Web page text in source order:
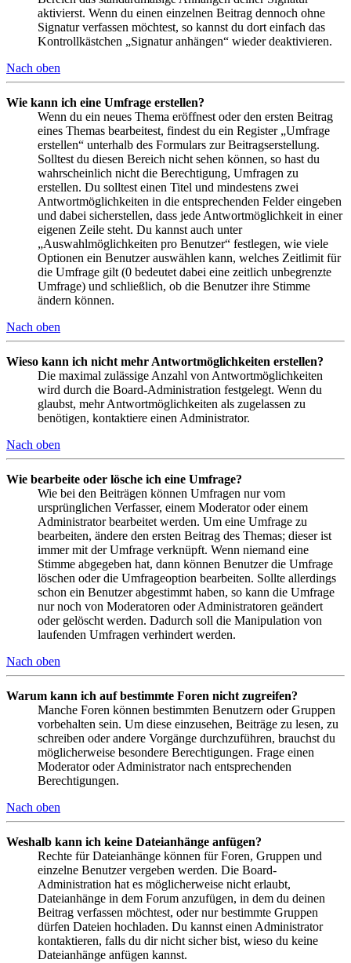
aktivierst. Wenn du einen einzelnen Beitrag dennoch ohne
Signatur verfassen möchtest, so kannst du dort einfach das
Kontrollkästchen „Signatur anhängen“ wieder deaktivieren.
Nach oben
Wie kann ich eine Umfrage erstellen?
Wenn du ein neues Thema eröffnest oder den ersten Beitrag
eines Themas bearbeitest, findest du ein Register „Umfrage
erstellen“ unterhalb des Formulars zur Beitragserstellung.
Solltest du diesen Bereich nicht sehen können, so hast du
wahrscheinlich nicht die Berechtigung, Umfragen zu
erstellen. Du solltest einen Titel und mindestens zwei
Antwortmöglichkeiten in die entsprechenden Felder eingeben
und dabei sicherstellen, dass jede Antwortmöglichkeit in einer
eigenen Zeile steht. Du kannst auch unter
„Auswahlmöglichkeiten pro Benutzer“ festlegen, wie viele
Optionen ein Benutzer auswählen kann, welches Zeitlimit für
die Umfrage gilt (0 bedeutet dabei eine zeitlich unbegrenzte
Umfrage) und schließlich, ob die Benutzer ihre Stimme
ändern können.
Nach oben
Wieso kann ich nicht mehr Antwortmöglichkeiten erstellen?
Die maximal zulässige Anzahl von Antwortmöglichkeiten
wird durch die Board-Administration festgelegt. Wenn du
glaubst, mehr Antwortmöglichkeiten als zugelassen zu
benötigen, kontaktiere einen Administrator.
Nach oben
Wie bearbeite oder lösche ich eine Umfrage?
Wie bei den Beiträgen können Umfragen nur vom
ursprünglichen Verfasser, einem Moderator oder einem
Administrator bearbeitet werden. Um eine Umfrage zu
bearbeiten, ändere den ersten Beitrag des Themas; dieser ist
immer mit der Umfrage verknüpft. Wenn niemand eine
Stimme abgegeben hat, dann können Benutzer die Umfrage
löschen oder die Umfrageoption bearbeiten. Sollte allerdings
schon ein Benutzer abgestimmt haben, so kann die Umfrage
nur noch von Moderatoren oder Administratoren geändert
oder gelöscht werden. Dadurch soll die Manipulation von
laufenden Umfragen verhindert werden.
Nach oben
Warum kann ich auf bestimmte Foren nicht zugreifen?
Manche Foren können bestimmten Benutzern oder Gruppen
vorbehalten sein. Um diese einzusehen, Beiträge zu lesen, zu
schreiben oder andere Vorgänge durchzuführen, brauchst du
möglicherweise besondere Berechtigungen. Frage einen
Moderator oder Administrator nach entsprechenden
Berechtigungen.
Nach oben
Weshalb kann ich keine Dateianhänge anfügen?
Rechte für Dateianhänge können für Foren, Gruppen und
einzelne Benutzer vergeben werden. Die Board-
Administration hat es möglicherweise nicht erlaubt,
Dateianhänge in dem Forum anzufügen, in dem du deinen
Beitrag verfassen möchtest, oder nur bestimmte Gruppen
dürfen Dateien hochladen. Du kannst einen Administrator
kontaktieren, falls du dir nicht sicher bist, wieso du keine
Dateianhänge anfügen kannst.